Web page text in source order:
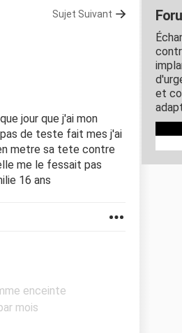
Sujet Suivant
jour que j'ai mon
de teste fait mes j'ai
metre sa tete contre
me le fessait pas
16 ans
enceinte
mois
et